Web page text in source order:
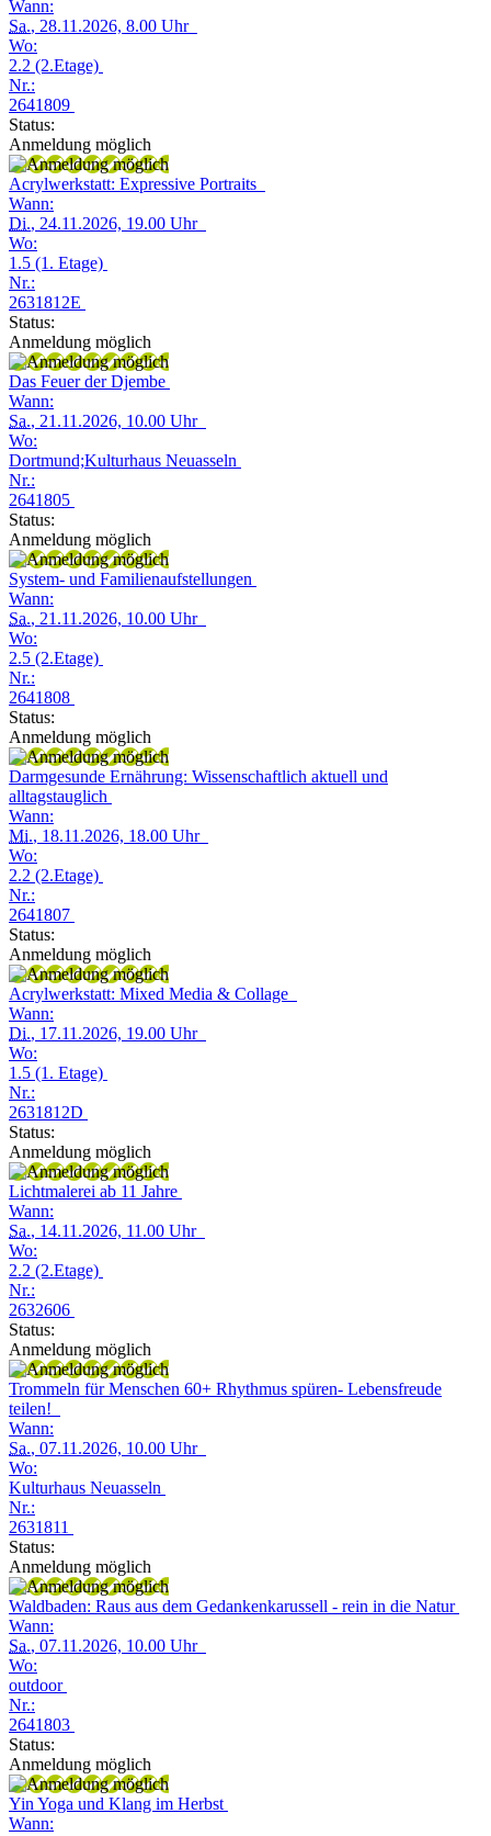
Wann:
Sa., 28.11.2026, 8.00 Uhr
Wo:
2.2 (2.Etage)
Nr.:
2641809
Status:
Anmeldung möglich
Acrylwerkstatt: Expressive Portraits
Wann:
Di., 24.11.2026, 19.00 Uhr
Wo:
1.5 (1. Etage)
Nr.:
2631812E
Status:
Anmeldung möglich
Das Feuer der Djembe
Wann:
Sa., 21.11.2026, 10.00 Uhr
Wo:
Dortmund;Kulturhaus Neuasseln
Nr.:
2641805
Status:
Anmeldung möglich
System- und Familienaufstellungen
Wann:
Sa., 21.11.2026, 10.00 Uhr
Wo:
2.5 (2.Etage)
Nr.:
2641808
Status:
Anmeldung möglich
Darmgesunde Ernährung: Wissenschaftlich aktuell und
alltagstauglich
Wann:
Mi., 18.11.2026, 18.00 Uhr
Wo:
2.2 (2.Etage)
Nr.:
2641807
Status:
Anmeldung möglich
Acrylwerkstatt: Mixed Media & Collage
Wann:
Di., 17.11.2026, 19.00 Uhr
Wo:
1.5 (1. Etage)
Nr.:
2631812D
Status:
Anmeldung möglich
Lichtmalerei ab 11 Jahre
Wann:
Sa., 14.11.2026, 11.00 Uhr
Wo:
2.2 (2.Etage)
Nr.:
2632606
Status:
Anmeldung möglich
Trommeln für Menschen 60+ Rhythmus spüren- Lebensfreude
teilen!
Wann:
Sa., 07.11.2026, 10.00 Uhr
Wo:
Kulturhaus Neuasseln
Nr.:
2631811
Status:
Anmeldung möglich
Waldbaden: Raus aus dem Gedankenkarussell - rein in die Natur
Wann:
Sa., 07.11.2026, 10.00 Uhr
Wo:
outdoor
Nr.:
2641803
Status:
Anmeldung möglich
Yin Yoga und Klang im Herbst
Wann: